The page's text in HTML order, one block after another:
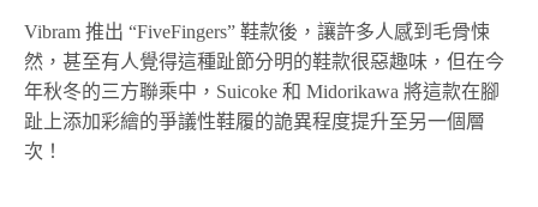
Vibram 推出 “FiveFingers” 鞋款後，讓許多人感到毛骨悚
然，甚至有人覺得這種趾節分明的鞋款很惡趣味，但在今
年秋冬的三方聯乘中，Suicoke 和 Midorikawa 將這款在腳
趾上添加彩繪的爭議性鞋履的詭異程度提升至另一個層
次！